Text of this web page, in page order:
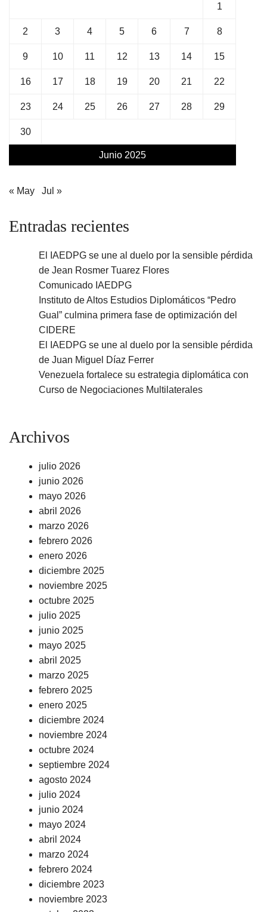
Junio 2025
1
2 3 4 5 6 7 8
9 10 11 12 13 14 15
16 17 18 19 20 21 22
23 24 25 26 27 28 29
30
« May Jul »
Entradas recientes
El IAEDPG se une al duelo por la sensible pérdida
de Jean Rosmer Tuarez Flores
Comunicado IAEDPG
Instituto de Altos Estudios Diplomáticos “Pedro
Gual” culmina primera fase de optimización del
CIDERE
El IAEDPG se une al duelo por la sensible pérdida
de Juan Miguel Díaz Ferrer
Venezuela fortalece su estrategia diplomática con
Curso de Negociaciones Multilaterales
Archivos
julio 2026
junio 2026
mayo 2026
abril 2026
marzo 2026
febrero 2026
enero 2026
diciembre 2025
noviembre 2025
octubre 2025
julio 2025
junio 2025
mayo 2025
abril 2025
marzo 2025
febrero 2025
enero 2025
diciembre 2024
noviembre 2024
octubre 2024
septiembre 2024
agosto 2024
julio 2024
junio 2024
mayo 2024
abril 2024
marzo 2024
febrero 2024
diciembre 2023
noviembre 2023